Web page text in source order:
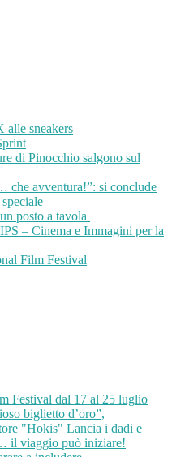
alle sneakers
di Pinocchio salgono sul
che avventura!”: si conclude
posto a tavola
– Cinema e Immagini per la
Film Festival
Festival dal 17 al 25 luglio
biglietto d’oro”,
"Hokis" Lancia i dadi e
il viaggio può iniziare!